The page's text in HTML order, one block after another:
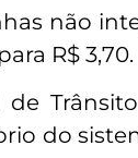
não
R$ 3,70.
do